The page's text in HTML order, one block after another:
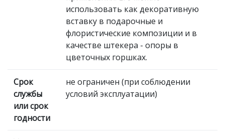
использовать как декоративную
вставку в подарочные и
флористические композиции и в
качестве штекера - опоры в
цветочных горшках.
Срок
службы
или срок
годности
не ограничен (при соблюдении
условий эксплуатации)